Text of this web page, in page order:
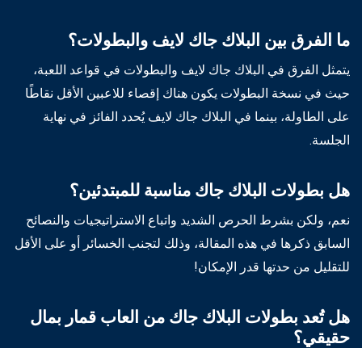
ما الفرق بين البلاك جاك لايف والبطولات؟
يتمثل الفرق في البلاك جاك لايف والبطولات في قواعد اللعبة،
حيث في نسخة البطولات يكون هناك إقصاء للاعبين الأقل نقاطًا
على الطاولة، بينما في البلاك جاك لايف يُحدد الفائز في نهاية
الجلسة.
هل بطولات البلاك جاك مناسبة للمبتدئين؟
نعم، ولكن بشرط الحرص الشديد واتباع الاستراتيجيات والنصائح
السابق ذكرها في هذه المقالة، وذلك لتجنب الخسائر أو على الأقل
للتقليل من حدتها قدر الإمكان!
هل تُعد بطولات البلاك جاك من العاب قمار بمال
حقيقي؟